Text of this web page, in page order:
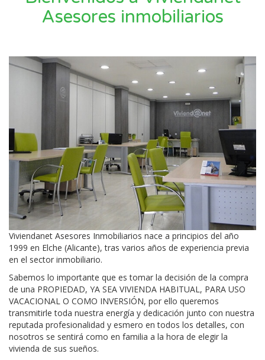
Asesores inmobiliarios
Viviendanet Asesores Inmobiliarios nace a principios del año
1999 en Elche (Alicante), tras varios años de experiencia previa
en el sector inmobiliario.
Sabemos lo importante que es tomar la decisión de la compra
de una PROPIEDAD, YA SEA VIVIENDA HABITUAL, PARA USO
VACACIONAL O COMO INVERSIÓN, por ello queremos
transmitirle toda nuestra energía y dedicación junto con nuestra
reputada profesionalidad y esmero en todos los detalles, con
nosotros se sentirá como en familia a la hora de elegir la
vivienda de sus sueños.